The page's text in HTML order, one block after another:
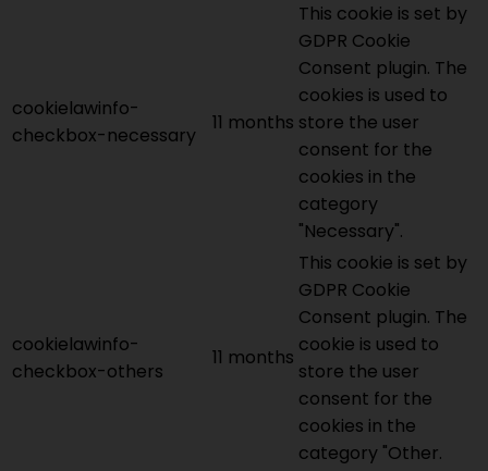
cookielawinfo-
checkbox-necessary
11 months
This cookie is set by
GDPR Cookie
Consent plugin. The
cookies is used to
store the user
consent for the
cookies in the
category
"Necessary".
cookielawinfo-
checkbox-others
11 months
This cookie is set by
GDPR Cookie
Consent plugin. The
cookie is used to
store the user
consent for the
cookies in the
category "Other.